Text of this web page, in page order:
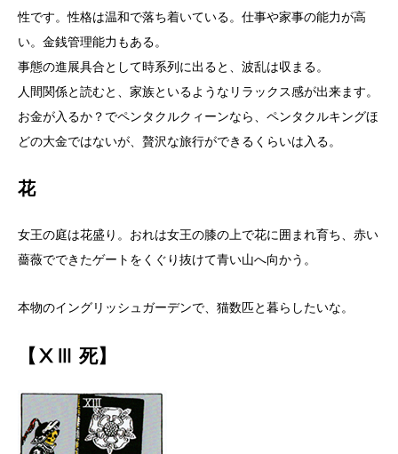
性です。性格は温和で落ち着いている。仕事や家事の能力が高
い。金銭管理能力もある。
事態の進展具合として時系列に出ると、波乱は収まる。
人間関係と読むと、家族といるようなリラックス感が出来ます。
お金が入るか？でペンタクルクィーンなら、ペンタクルキングほ
どの大金ではないが、贅沢な旅行ができるくらいは入る。
花
女王の庭は花盛り。おれは女王の膝の上で花に囲まれ育ち、赤い
薔薇でできたゲートをくぐり抜けて青い山へ向かう。
本物のイングリッシュガーデンで、猫数匹と暮らしたいな。
【ⅩⅢ 死】